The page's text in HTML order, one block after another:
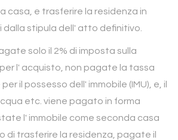
casa, e trasferire la residenza in
dalla stipula dell' atto definitivo.
solo il 2% di imposta sulla
l' acquisto, non pagate la tassa
il possesso dell' immobile (IMU), e, il
etc. viene pagato in forma
l' immobile come seconda casa
di trasferire la residenza, pagate il